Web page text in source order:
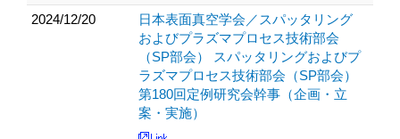
2024/12/20
日本表面真空学会／スパッタリング
およびプラズマプロセス技術部会
（SP部会） スパッタリングおよびプ
ラズマプロセス技術部会（SP部会）
第180回定例研究会幹事（企画・立
案・実施）